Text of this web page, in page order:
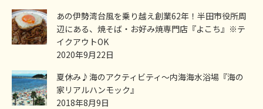
あの伊勢湾台風を乗り越え創業62年！半田市役所周
辺にある、焼そば・お好み焼専門店『よこち』※テ
イクアウトOK
2020年9月22日
夏休み♪海のアクティビティ～内海海水浴場『海の
家リアルハンモック』
2018年8月9日